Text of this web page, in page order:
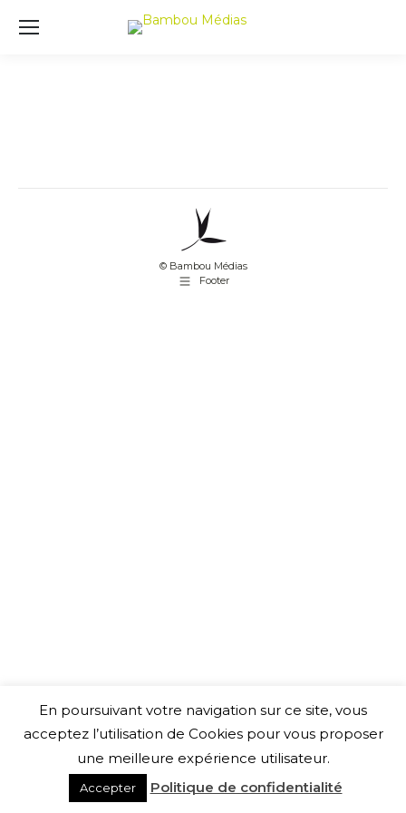
© Bambou Médias
Footer
En poursuivant votre navigation sur ce site, vous
acceptez l’utilisation de Cookies pour vous proposer
une meilleure expérience utilisateur.
Accepter Politique de confidentialité